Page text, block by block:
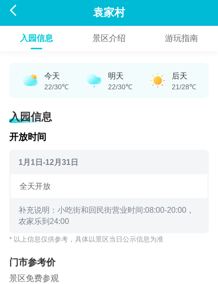
 袁家村
入园信息 景区介绍 游玩指南
今天
22/30℃
明天
22/30℃
后天
21/28℃
入园信息
开放时间
1月1日-12月31日
全天开放
补充说明：小吃街和回民街营业时间:08:00-20:00，
农家乐到24:00
* 以上信息仅供参考，具体以景区当日公示信息为准
门市参考价
景区免费参观